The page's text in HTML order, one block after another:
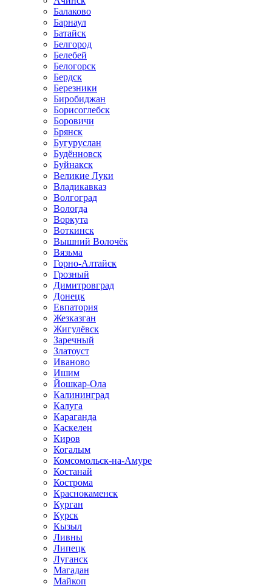
Балаково
Барнаул
Батайск
Белгород
Белебей
Белогорск
Бердск
Березники
Биробиджан
Борисоглебск
Боровичи
Брянск
Бугуруслан
Будённовск
Буйнакск
Великие Луки
Владикавказ
Волгоград
Вологда
Воркута
Воткинск
Вышний Волочёк
Вязьма
Горно-Алтайск
Грозный
Димитровград
Донецк
Евпатория
Жезказган
Жигулёвск
Заречный
Златоуст
Иваново
Ишим
Йошкар-Ола
Калининград
Калуга
Караганда
Каскелен
Киров
Когалым
Комсомольск-на-Амуре
Костанай
Кострома
Краснокаменск
Курган
Курск
Кызыл
Ливны
Липецк
Луганск
Магадан
Майкоп